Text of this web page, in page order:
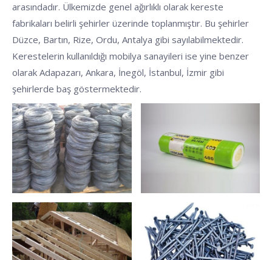
arasındadır. Ülkemizde genel ağırlıklı olarak kereste
fabrikaları belirli şehirler üzerinde toplanmıştır. Bu şehirler
Düzce, Bartın, Rize, Ordu, Antalya gibi sayılabilmektedir.
Kerestelerin kullanıldığı mobilya sanayileri ise yine benzer
olarak Adapazarı, Ankara, İnegöl, İstanbul, İzmir gibi
şehirlerde baş göstermektedir.